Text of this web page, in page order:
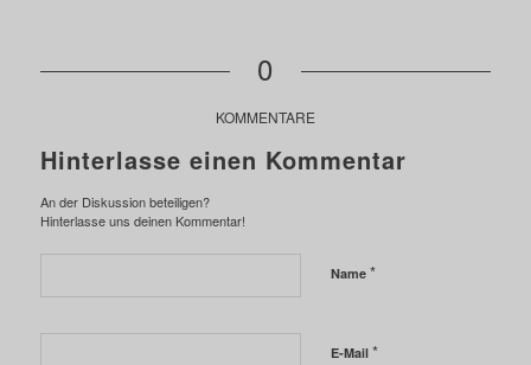
0
KOMMENTARE
Hinterlasse einen Kommentar
An der Diskussion beteiligen?
Hinterlasse uns deinen Kommentar!
Name *
E-Mail *